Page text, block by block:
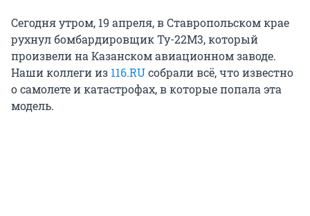
Сегодня утром, 19 апреля, в Ставропольском крае
рухнул бомбардировщик Ту-22М3, который
произвели на Казанском авиационном заводе.
Наши коллеги из 116.RUсобрали всё, что известно
о самолете и катастрофах, в которые попала эта
модель.